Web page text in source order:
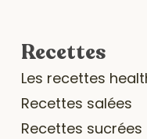
Recettes
Les recettes
Recettes salées
Recettes sucrées